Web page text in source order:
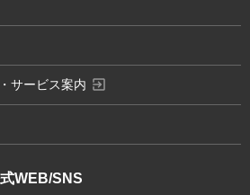
WEB/SNS
サービス案内 exit_to_app